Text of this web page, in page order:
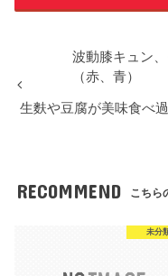
波動膝キュン
（赤、青）
生麩や豆腐が美味食べ
RECOMMEND こちら
未分